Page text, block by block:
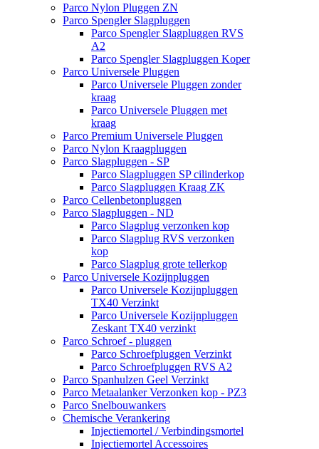
Parco Nylon Pluggen ZN
Parco Spengler Slagpluggen
Parco Spengler Slagpluggen RVS
A2
Parco Spengler Slagpluggen Koper
Parco Universele Pluggen
Parco Universele Pluggen zonder
kraag
Parco Universele Pluggen met
kraag
Parco Premium Universele Pluggen
Parco Nylon Kraagpluggen
Parco Slagpluggen - SP
Parco Slagpluggen SP cilinderkop
Parco Slagpluggen Kraag ZK
Parco Cellenbetonpluggen
Parco Slagpluggen - ND
Parco Slagplug verzonken kop
Parco Slagplug RVS verzonken
kop
Parco Slagplug grote tellerkop
Parco Universele Kozijnpluggen
Parco Universele Kozijnpluggen
TX40 Verzinkt
Parco Universele Kozijnpluggen
Zeskant TX40 verzinkt
Parco Schroef - pluggen
Parco Schroefpluggen Verzinkt
Parco Schroefpluggen RVS A2
Parco Spanhulzen Geel Verzinkt
Parco Metaalanker Verzonken kop - PZ3
Parco Snelbouwankers
Chemische Verankering
Injectiemortel / Verbindingsmortel
Injectiemortel Accessoires